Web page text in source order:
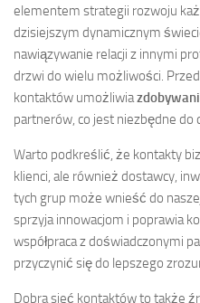
elementem strategii rozwoju
dzisiejszym dynamicznym
nawiązywanie relacji z innymi
drzwi do wielu możliwości.
kontaktów umożliwia
partnerów, co jest niezbędne do
Warto podkreślić, że kontakty
klienci, ale również dostawcy,
tych grup może wnieść do
sprzyja innowacjom i poprawia
współpraca z doświadczonymi
przyczynić się do lepszego
Dobra sieć kontaktów to także